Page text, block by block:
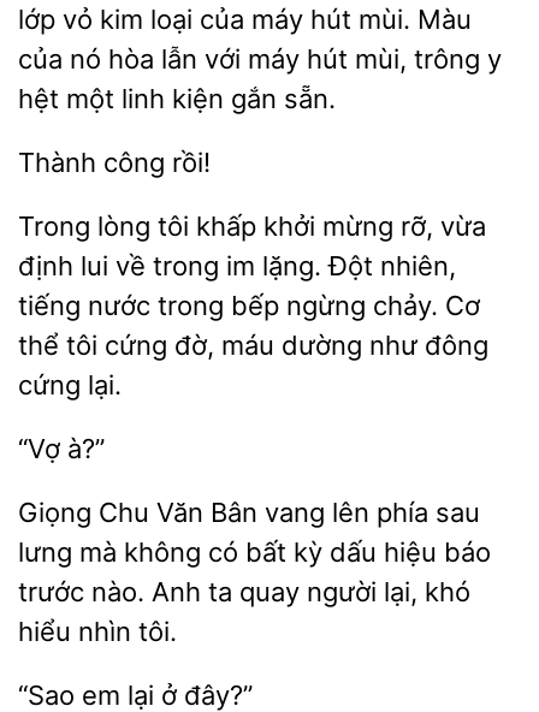
lớp vỏ kim loại của
hút
Màu
của nó hòa lẫn với máy hút mùi, trông y
hệt một linh kiện gắn sẵn.
Trong lòng tôi
khởi mừng rỡ,
định lui về trong im lặng. Đột nhiên,
tiếng nước trong bếp ngừng chảy. Cơ
thể tôi cứng đờ, máu
như đông
cứng lại.
Giọng Chu Văn Bân vang lên phía sau
lưng mà không có bất kỳ dấu hiệu báo
trước
Anh
người lại, khó
hiểu nhìn tôi.
“Sao ở